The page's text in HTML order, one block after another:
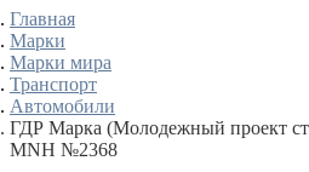
Главная
Марки
Марки мира
Транспорт
Автомобили
ГДР Марка (Молодежный проект
MNH №2368